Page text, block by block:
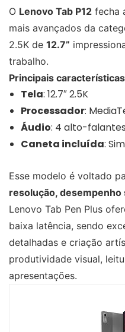
O Lenovo Tab P12 fecha
mais avançados da
2.5K de 12.7”
trabalho.
Principais características
Tela: 12.7″ 2.5K
Processador:
Áudio: 4 alto-
Caneta incluída:
Esse modelo é voltado
resolução,
Lenovo Tab Pen Plus
baixa latência, sendo
detalhadas e criação
produtividade visual,
apresentações.